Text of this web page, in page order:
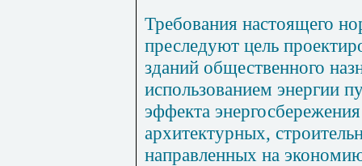
Требования настоящего
преследуют цель
зданий общественного
использованием энергии
эффекта
архитектурных,
направленных на